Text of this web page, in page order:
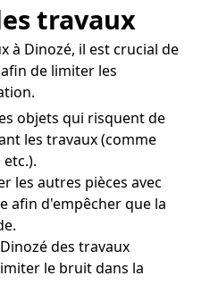
travaux
à Dinozé, il est crucial de
de limiter les
objets qui risquent de
les travaux (comme
les autres pièces avec
afin d'empêcher que la
des travaux
le bruit dans la